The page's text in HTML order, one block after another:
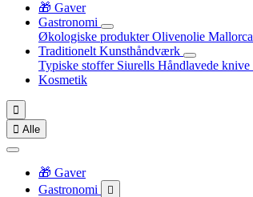
🎁 Gaver
Gastronomi
Økologiske produkterOlivenolie Mallorca
Traditionelt Kunsthåndværk
Typiske stoffer Siurells Håndlavede knive
Kosmetik

 Alle
🎁 Gaver
Gastronomi
